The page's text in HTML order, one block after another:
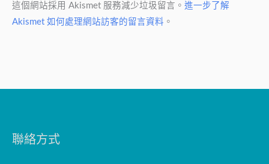
這個網站採用 Akismet 服務減少垃圾留言。 進一步了解
Akismet 如何處理網站訪客的留言資料 。
聯絡方式